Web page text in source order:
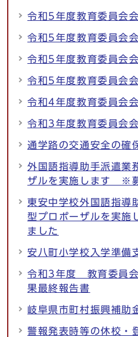
令和5年度教育委員会
令和5年度教育委員会
令和5年度教育委員会
令和5年度教育委員会
令和4年度教育委員会
令和3年度教育委員会
通学路の交通安全の確
外国語指導助手派遣業
ザルを実施します ※
東安中学校外国語指導
型プロポーザルを実
ました
安八町小学校入学準備
令和3年度 教育委員
果最終報告書
岐阜県市町村振興補助
警報発表時等の休校・